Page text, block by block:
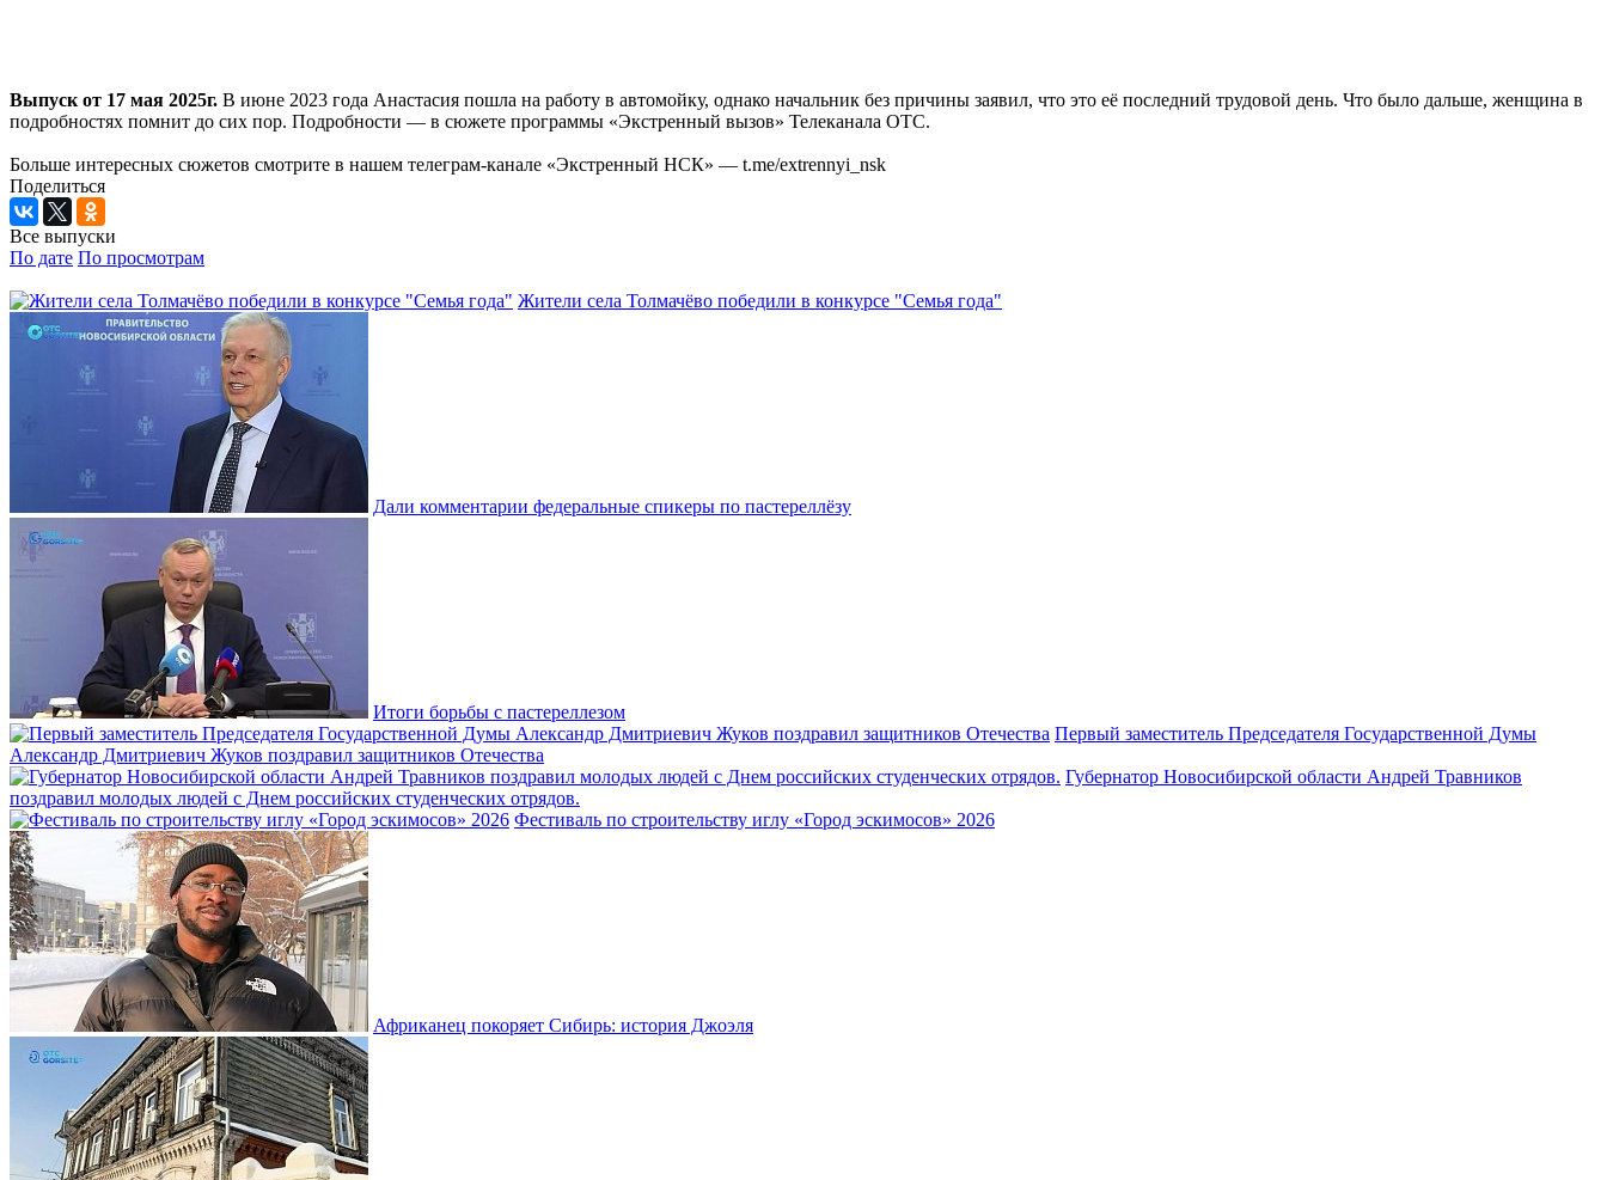
Выпуск от 17 мая 2025г. В июне 2023 года Анастасия пошла на работу в автомойку, однако начальник без причины заявил, что это её последний трудовой день. Что было дальше, женщина в
подробностях помнит до сих пор. Подробности — в сюжете программы «Экстренный вызов» Телеканала ОТС.
Больше интересных сюжетов смотрите в нашем телеграм-канале «Экстренный НСК» — t.me/extrennyi_nsk
Поделиться
Все выпуски
По дате По просмотрам
Жители села Толмачёво победили в конкурсе "Семья года"
Дали комментарии федеральные спикеры по пастереллёзу
Итоги борьбы с пастереллезом
Первый заместитель Председателя Государственной Думы
Александр Дмитриевич Жуков поздравил защитников Отечества
Губернатор Новосибирской области Андрей Травников
поздравил молодых людей с Днем российских студенческих отрядов.
Фестиваль по строительству иглу «Город эскимосов» 2026
Африканец покоряет Сибирь: история Джоэля